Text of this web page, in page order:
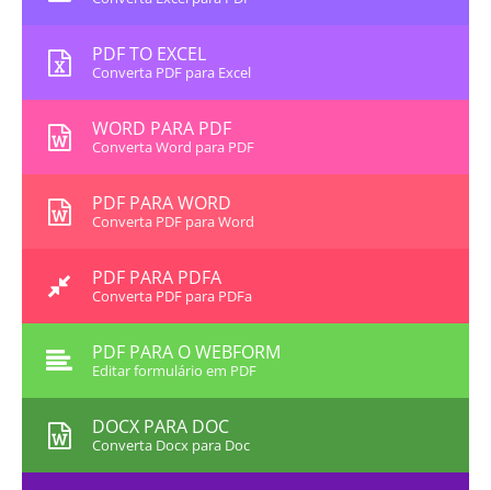
PDF TO EXCEL
Converta PDF para Excel
WORD PARA PDF
Converta Word para PDF
PDF PARA WORD
Converta PDF para Word
PDF PARA PDFA
Converta PDF para PDFa
PDF PARA O WEBFORM
Editar formulário em PDF
DOCX PARA DOC
Converta Docx para Doc